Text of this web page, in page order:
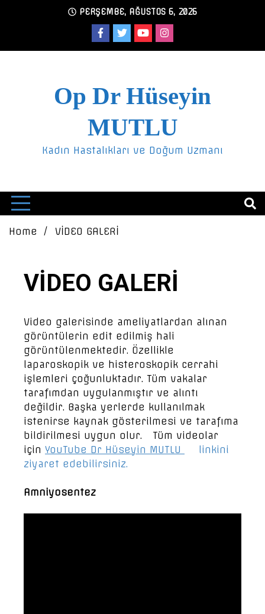
PERŞEMBE, AĞUSTOS 6, 2026
Op Dr Hüseyin
MUTLU
Kadın Hastalıkları ve Doğum Uzmanı
Home VİDEO GALERİ
VİDEO GALERİ
Video galerisinde ameliyatlardan alınan
görüntülerin edit edilmiş hali
görüntülenmektedir. Özellikle
laparoskopik ve histeroskopik cerrahi
işlemleri çoğunluktadır. Tüm vakalar
tarafımdan uygulanmıştır ve alıntı
değildir. Başka yerlerde kullanılmak
istenirse kaynak gösterilmesi ve tarafıma
bildirilmesi uygun olur. Tüm videolar
için YouTube Dr Hüseyin MUTLU
linkini
ziyaret edebilirsiniz.
Amniyosentez